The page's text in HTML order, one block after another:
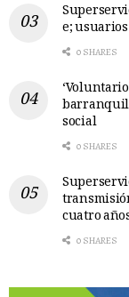
e;
0 SHARES
social
0 SHARES
cuatro
0 SHARES